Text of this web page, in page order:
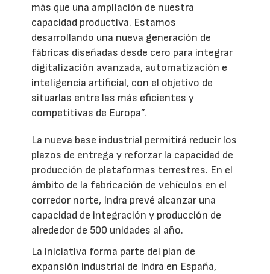
más que una ampliación de nuestra
capacidad productiva. Estamos
desarrollando una nueva generación de
fábricas diseñadas desde cero para integrar
digitalización avanzada, automatización e
inteligencia artificial, con el objetivo de
situarlas entre las más eficientes y
competitivas de Europa”.
La nueva base industrial permitirá reducir los
plazos de entrega y reforzar la capacidad de
producción de plataformas terrestres. En el
ámbito de la fabricación de vehículos en el
corredor norte, Indra prevé alcanzar una
capacidad de integración y producción de
alrededor de 500 unidades al año.
La iniciativa forma parte del plan de
expansión industrial de Indra en España,